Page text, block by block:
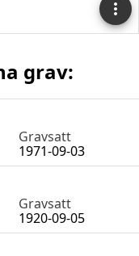
grav:
Gravsatt
1971-09-03
Gravsatt
1920-09-05